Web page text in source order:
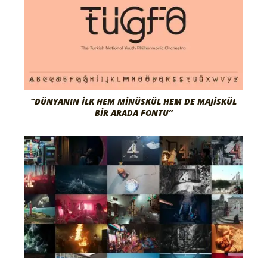
“DÜNYANIN İLK HEM MINÜSKÜL HEM DE MAJISKÜL
BIR ARADA FONTU”